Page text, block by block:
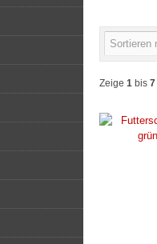
Zeige 1 bis 7